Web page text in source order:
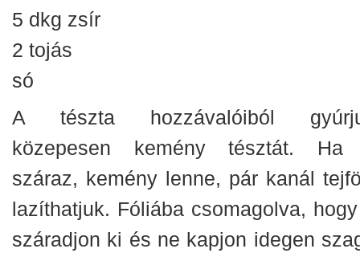
5 dkg zsír
2 tojás
só
A tészta hozzávalóiból
közepesen kemény tésztát. Ha
száraz, kemény lenne, pár kanál
lazíthatjuk. Fóliába csomagolva,
száradjon ki és ne kapjon idegen